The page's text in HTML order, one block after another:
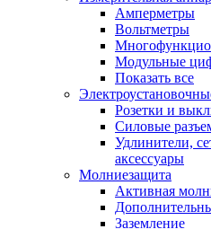
Амперметры
Вольтметры
Модульные
Показать все
Розетки и
Силовые
Удлинители,
аксессуары
Молниезащита
Активная
Заземление